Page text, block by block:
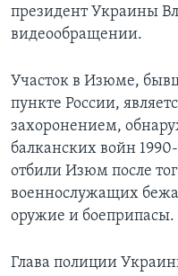
президент Украины
видеообращении.
Участок в Изюме,
пункте России,
захоронением,
балканских войн
отбили Изюм после
военнослужащих
оружие и боеприпасы.
Глава полиции